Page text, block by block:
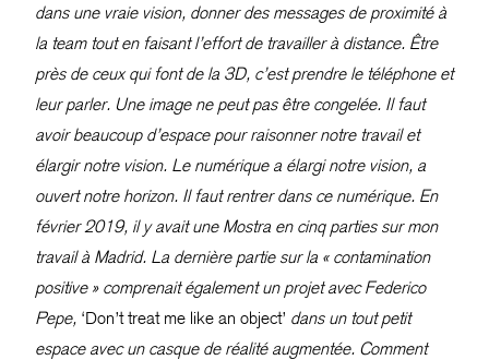
dans une vraie vision, donner des messages de proximité à
la team tout en faisant l’effort de travailler à distance. Être
près de ceux qui font de la 3D, c’est prendre le téléphone et
leur parler. Une image ne peut pas être congelée. Il faut
avoir beaucoup d’espace pour raisonner notre travail et
élargir notre vision. Le numérique a élargi notre vision, a
ouvert notre horizon. Il faut rentrer dans ce numérique. En
février 2019, il y avait une Mostra en cinq parties sur mon
travail à Madrid. La dernière partie sur la « contamination
positive » comprenait également un projet avec Federico
Pepe, ‘Don’t treat me like an object’ dans un tout petit
espace avec un casque de réalité augmentée. Comment